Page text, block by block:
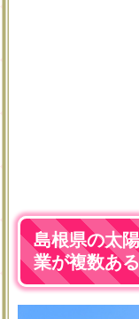
島根県の太
業が複数ある